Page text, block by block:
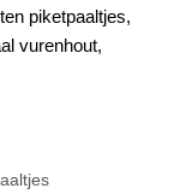
piketpaaltjes,
vurenhout,